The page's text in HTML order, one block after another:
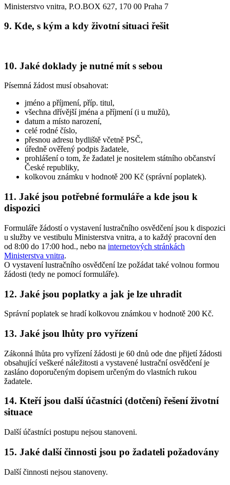
Ministerstvo vnitra, P.O.BOX 627, 170 00 Praha 7
9. Kde, s kým a kdy životní situaci řešit
10. Jaké doklady je nutné mít s sebou
Písemná žádost musí obsahovat:
jméno a příjmení, příp. titul,
všechna dřívější jména a příjmení (i u mužů),
datum a místo narození,
celé rodné číslo,
přesnou adresu bydliště včetně PSČ,
úředně ověřený podpis žadatele,
prohlášení o tom, že žadatel je nositelem státního občanství
České republiky,
kolkovou známku v hodnotě 200 Kč (správní poplatek).
11. Jaké jsou potřebné formuláře a kde jsou k
dispozici
Formuláře žádostí o vystavení lustračního osvědčení jsou k dispozici
u služby ve vestibulu Ministerstva vnitra, a to každý pracovní den
od 8:00 do 17:00 hod., nebo na internetových stránkách
Ministerstva vnitra.
O vystavení lustračního osvědčení lze požádat také volnou formou
žádosti (tedy ne pomocí formuláře).
12. Jaké jsou poplatky a jak je lze uhradit
Správní poplatek se hradí kolkovou známkou v hodnotě 200 Kč.
13. Jaké jsou lhůty pro vyřízení
Zákonná lhůta pro vyřízení žádosti je 60 dnů ode dne přijetí žádosti
obsahující veškeré náležitosti a vystavené lustrační osvědčení je
zasláno doporučeným dopisem určeným do vlastních rukou
žadatele.
14. Kteří jsou další účastníci (dotčení) řešení životní
situace
Další účastníci postupu nejsou stanoveni.
15. Jaké další činnosti jsou po žadateli požadovány
Další činnosti nejsou stanoveny.